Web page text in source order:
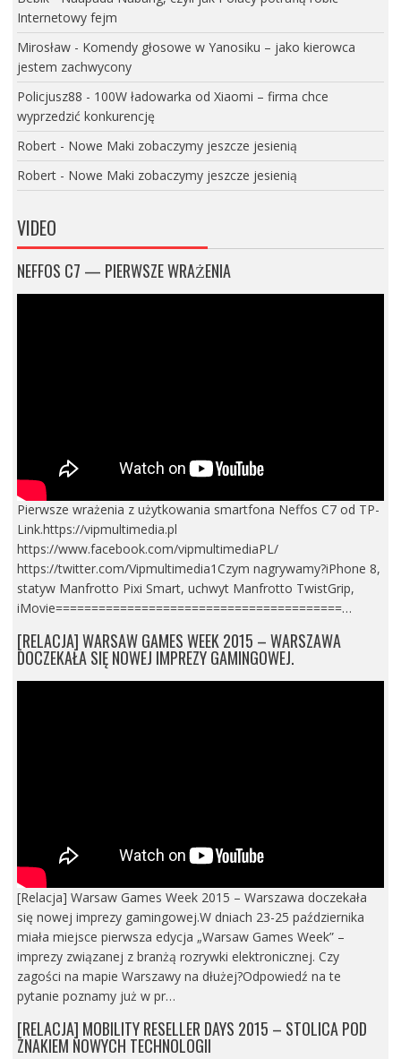
Internetowy fejm
Mirosław- Komendy głosowe w Yanosiku – jako kierowca
jestem zachwycony
Policjusz88 - 100W ładowarka od Xiaomi – firma chce
wyprzedzić konkurencję
Robert- Nowe Maki zobaczymy jeszcze jesienią
Robert- Nowe Maki zobaczymy jeszcze jesienią
VIDEO
NEFFOS C7 — PIERWSZE WRAŻENIA
Pierwsze wrażenia z użytkowania smartfona Neffos C7 od TP-
Link.https://vipmultimedia.pl
https://www.facebook.com/vipmultimediaPL/
https://twitter.com/Vipmultimedia1Czym nagrywamy?iPhone 8,
statyw Manfrotto Pixi Smart, uchwyt Manfrotto TwistGrip,
iMovie========================================…
[RELACJA] WARSAW GAMES WEEK 2015 – WARSZAWA
DOCZEKAŁA SIĘ NOWEJ IMPREZY GAMINGOWEJ.
[Relacja] Warsaw Games Week 2015 – Warszawa doczekała
się nowej imprezy gamingowej.W dniach 23-25 października
miała miejsce pierwsza edycja „Warsaw Games Week” –
imprezy związanej z branżą rozrywki elektronicznej. Czy
zagości na mapie Warszawy na dłużej?Odpowiedź na te
pytanie poznamy już w pr…
[RELACJA] MOBILITY RESELLER DAYS 2015 – STOLICA POD
ZNAKIEM NOWYCH TECHNOLOGII